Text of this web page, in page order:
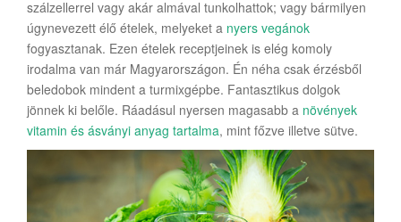
szálzellerrel vagy akár almával tunkolhattok; vagy bármilyen
úgynevezett élő ételek, melyeket a nyers vegánok
fogyasztanak. Ezen ételek receptjeinek is elég komoly
irodalma van már Magyarországon. Én néha csak érzésből
beledobok mindent a turmixgépbe. Fantasztikus dolgok
jönnek ki belőle. Ráadásul nyersen magasabb a növények
vitamin és ásványi anyag tartalma, mint főzve illetve sütve.